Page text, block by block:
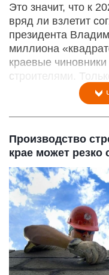
Это значит, что к
вряд ли взлетит
президента
миллиона
краевые
строителями.
Производство
крае может резко